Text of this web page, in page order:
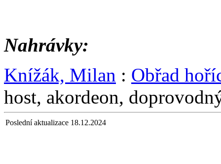
Nahrávky:
Knížák, Milan : Obřad
host, akordeon,
Poslední aktualizace 18.12.2024